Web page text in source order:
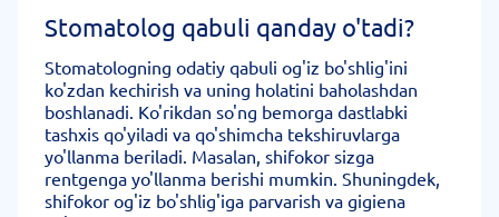
Stomatolog qabuli qanday o'tadi?
Stomatologning odatiy qabuli og'iz bo'shlig'ini
ko'zdan kechirish va uning holatini baholashdan
boshlanadi. Ko'rikdan so'ng bemorga dastlabki
tashxis qo'yiladi va qo'shimcha tekshiruvlarga
yo'llanma beriladi. Masalan, shifokor sizga
rentgenga yo'llanma berishi mumkin. Shuningdek,
shifokor og'iz bo'shlig'iga parvarish va gigiena